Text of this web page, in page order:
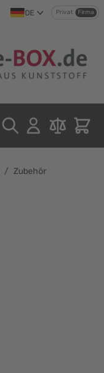
DE Privat Firma
/ Zubehör